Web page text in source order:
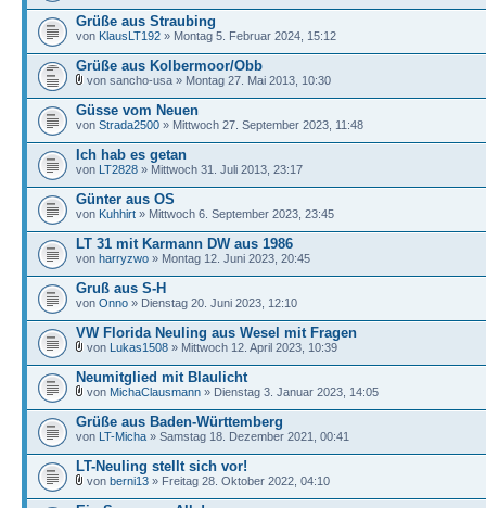
Grüße aus Straubing
von KlausLT192 » Montag 5. Februar 2024, 15:12
Grüße aus Kolbermoor/Obb
von sancho-usa » Montag 27. Mai 2013, 10:30
Güsse vom Neuen
von Strada2500 » Mittwoch 27. September 2023, 11:48
Ich hab es getan
von LT2828 » Mittwoch 31. Juli 2013, 23:17
Günter aus OS
von Kuhhirt » Mittwoch 6. September 2023, 23:45
LT 31 mit Karmann DW aus 1986
von harryzwo » Montag 12. Juni 2023, 20:45
Gruß aus S-H
von Onno » Dienstag 20. Juni 2023, 12:10
VW Florida Neuling aus Wesel mit Fragen
von Lukas1508 » Mittwoch 12. April 2023, 10:39
Neumitglied mit Blaulicht
von MichaClausmann » Dienstag 3. Januar 2023, 14:05
Grüße aus Baden-Württemberg
von LT-Micha » Samstag 18. Dezember 2021, 00:41
LT-Neuling stellt sich vor!
von berni13 » Freitag 28. Oktober 2022, 04:10